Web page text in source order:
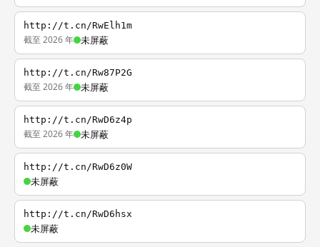
http://t.cn/RwElh1m
截至 2026 年 未屏蔽
http://t.cn/Rw87P2G
截至 2026 年 未屏蔽
http://t.cn/RwD6z4p
截至 2026 年 未屏蔽
http://t.cn/RwD6z0W
未屏蔽
http://t.cn/RwD6hsx
未屏蔽